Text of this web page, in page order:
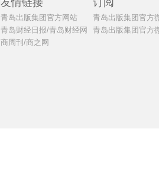
友情链接
青岛出版集团官方网站
青岛财经日报/青岛财经网
商周刊/商之网
订阅
青岛出版集团官方
青岛出版集团官方